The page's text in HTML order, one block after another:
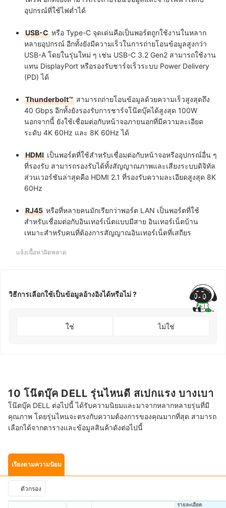
อุปกรณ์ที่ใช้ไฟต่ำได้
USB-C หรือ Type-C จุดเด่นคือเป็นพอร์ตถูกใช้งานในหลาก
หลายอุปกรณ์ อีกทั้งยังมีความเร็วในการถ่ายโอนข้อมูลสูงกว่า
USB-A โดยในรุ่นใหม่ ๆ เช่น USB-C 3.2 Gen2 สามารถใช้งาน
แทน DisplayPort หรือรองรับชาร์จเร็วระบบ Power Delivery
(PD) ได้
Thunderbolt™ สามารถถ่ายโอนข้อมูลด้วยความเร็วสูงสุดถึง
40 Gbps อีกทั้งยังรองรับการชาร์จโน๊ตบุ๊คได้สูงสุด 100W
นอกจากนี้ ยังใช้เชื่อมต่อกับหน้าจอภายนอกที่มีความละเอียด
ระดับ 4K 60Hz และ 8K 60Hz ได้
HDMI เป็นพอร์ตที่ใช้สำหรับเชื่อมต่อกับหน้าจอหรืออุปกรณ์อื่น ๆ
ที่รองรับ สามารถรองรับได้ทั้งสัญญาณภาพและเสียงระบบดิจิทัล
ส่วนเวอร์ชันล่าสุดคือ HDMI 2.1 ที่รองรับความละเอียดสูงสุด 8K
60Hz
RJ45 หรือที่หลายคนมักเรียกว่าพอร์ต LAN เป็นพอร์ตที่ใช้
สำหรับเชื่อมต่อกับอินเทอร์เน็ตแบบมีสาย อินเทอร์เน็ตบ้าน
เหมาะสำหรับคนที่ต้องการสัญญาณอินเทอร์เน็ตที่เสถียร
แจ้งเนื้อหาผิดพลาด
วิธีการเลือกใช้เป็นข้อมูลอ้างอิงได้หรือไม่ ?
ใช่ ไม่ใช่
10 โน๊ตบุ๊ค DELL รุ่นไหนดี สเปกแรง บางเบา
โน๊ตบุ๊ค DELL ต่อไปนี้ ได้รับความนิยมและมาจากหลากหลายรุ่นที่มี
คุณภาพ โดยรุ่นไหนจะตรงกับความต้องการของคุณมากที่สุด สามารถ
เลือกได้จากตารางและข้อมูลสินค้าดังต่อไปนี้
เรียงตามความนิยม
ตัวกรอง
รายละเอียด